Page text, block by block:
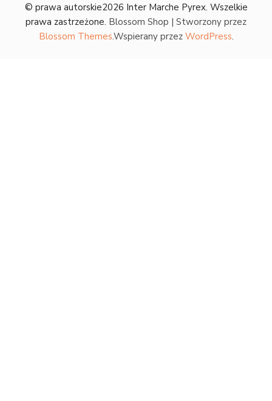
© prawa autorskie2026 Inter Marche Pyrex. Wszelkie
prawa zastrzeżone. Blossom Shop | Stworzony przez
Blossom Themes.Wspierany przez WordPress.